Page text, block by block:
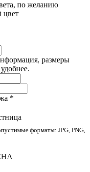
по желанию
цвет
размеры
*
форматы: JPG, PNG,